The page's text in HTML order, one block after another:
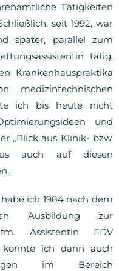
Tätigkeiten
seit 1992, war
später, parallel zum
tätig.
Krankenhauspraktika
medizintechnischen
ich bis heute nicht
und
„Blick aus Klinik- bzw.
auch auf diesen
ich 1984 nach dem
Ausbildung zur
Assistentin EDV
konnte ich dann auch
im Bereich